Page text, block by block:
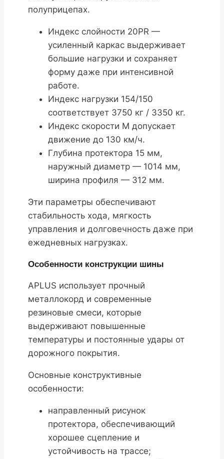
полуприцепах.
Индекс слойности 20PR —
усиленный каркас выдерживает
большие нагрузки и сохраняет
форму даже при интенсивной
работе.
Индекс нагрузки 154/150
соответствует 3750 кг / 3350 кг.
Индекс скорости M допускает
движение до 130 км/ч.
Глубина протектора 15 мм,
наружный диаметр — 1014 мм,
ширина профиля — 312 мм.
Эти параметры обеспечивают
стабильность хода, мягкость
управления и долговечность даже при
ежедневных нагрузках.
Особенности конструкции шины
APLUS использует прочный
металлокорд и современные
резиновые смеси, которые
выдерживают повышенные
температуры и постоянные удары от
дорожного покрытия.
Основные конструктивные
особенности:
направленный рисунок
протектора, обеспечивающий
хорошее сцепление и
устойчивость на трассе;